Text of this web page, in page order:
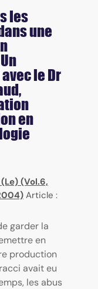
les
une
le Dr
en
(Vol.6,
Article :
garder la
en
production
avait eu
les abus